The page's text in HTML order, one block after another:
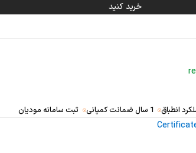
خرید کنید
انطباق 1 سال ضمانت کمپانی ثبت سامانه مودیان